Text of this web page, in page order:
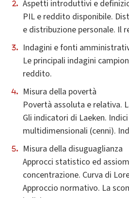
Aspetti introduttivi e
PIL e reddito disponibile.
e distribuzione personale. Il
Indagini e fonti
Le principali indagini
reddito.
Misura della povertà
Povertà assoluta e relativa.
Gli indicatori di Laeken.
multidimensionali (cenni).
Misura della disuguaglianza
Approcci statistico ed
concentrazione. Curva di
Approccio normativo. La